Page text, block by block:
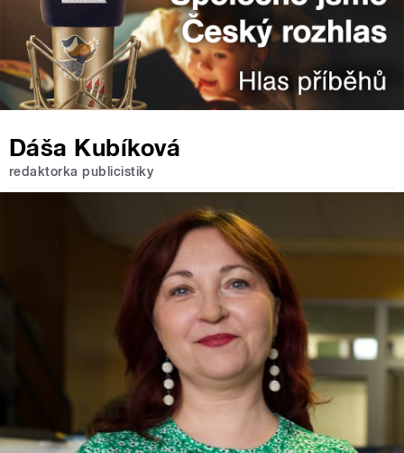
Dáša Kubíková
redaktorka publicistiky